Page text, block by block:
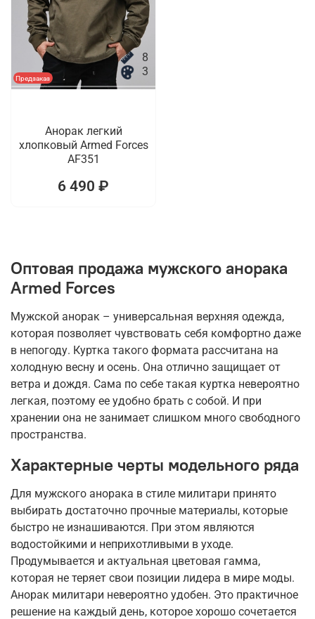
Предзаказ
8
3
Анорак легкий
хлопковый Armed Forces
AF351
6 490 ₽
Оптовая продажа мужского анорака
Armed Forces
Мужской анорак – универсальная верхняя одежда,
которая позволяет чувствовать себя комфортно даже
в непогоду. Куртка такого формата рассчитана на
холодную весну и осень. Она отлично защищает от
ветра и дождя. Сама по себе такая куртка невероятно
легкая, поэтому ее удобно брать с собой. И при
хранении она не занимает слишком много свободного
пространства.
Характерные черты модельного ряда
Для мужского анорака в стиле милитари принято
выбирать достаточно прочные материалы, которые
быстро не изнашиваются. При этом являются
водостойкими и неприхотливыми в уходе.
Продумывается и актуальная цветовая гамма,
которая не теряет свои позиции лидера в мире моды.
Анорак милитари невероятно удобен. Это практичное
решение на каждый день, которое хорошо сочетается